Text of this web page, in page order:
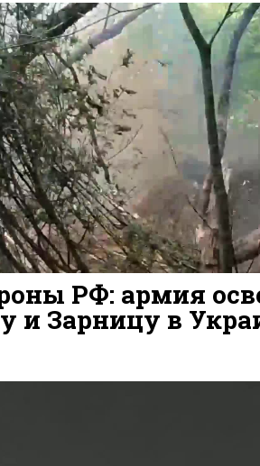
РФ: армия
и Зарницу в